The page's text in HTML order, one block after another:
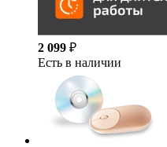
2 099 ₽
Есть в наличии